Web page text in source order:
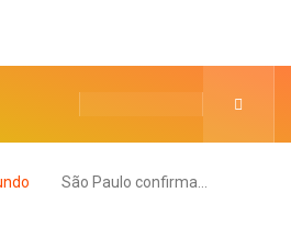
São Paulo confirma…